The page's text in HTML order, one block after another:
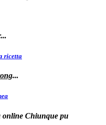
ricetta
...
online Chiunque pu